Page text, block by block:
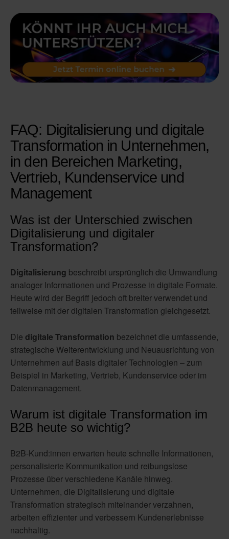
FAQ: Digitalisierung und digitale
Transformation in Unternehmen,
in den Bereichen Marketing,
Vertrieb, Kundenservice und
Management
Was ist der Unterschied zwischen
Digitalisierung und digitaler
Transformation?
Digitalisierung beschreibt ursprünglich die Umwandlung
analoger Informationen und Prozesse in digitale Formate.
Heute wird der Begriff jedoch oft breiter verwendet und
teilweise mit der digitalen Transformation gleichgesetzt.
Die digitale Transformation bezeichnet die umfassende,
strategische Weiterentwicklung und Neuausrichtung von
Unternehmen auf Basis digitaler Technologien – zum
Beispiel in Marketing, Vertrieb, Kundenservice oder im
Datenmanagement.
Warum ist digitale Transformation im
B2B heute so wichtig?
B2B-Kund:innen erwarten heute schnelle Informationen,
personalisierte Kommunikation und reibungslose
Prozesse über verschiedene Kanäle hinweg.
Unternehmen, die Digitalisierung und digitale
Transformation strategisch miteinander verzahnen,
arbeiten effizienter und verbessern Kundenerlebnisse
nachhaltig.